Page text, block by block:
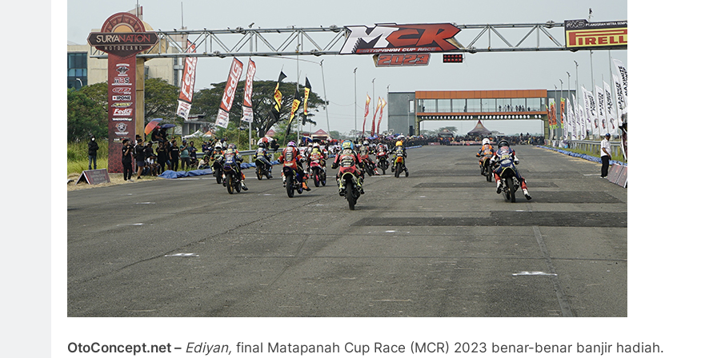
OtoConcept.net – Ediyan, final Matapanah Cup Race (MCR) 2023 benar-benar banjir hadiah.